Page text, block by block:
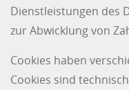
Dienstleistungen des
zur Abwicklung von
Cookies haben
Cookies sind